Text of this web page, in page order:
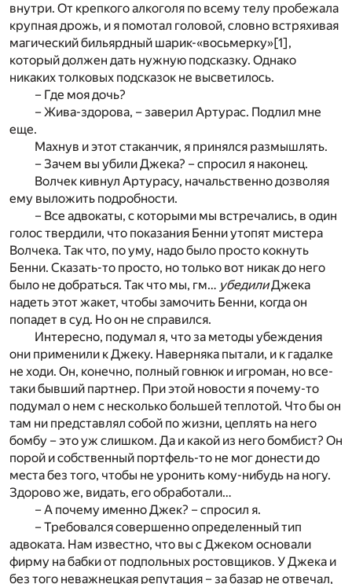
внутри. От крепкого алкоголя по всему телу пробежала
крупная дрожь, и я помотал головой, словно встряхивая
магический бильярдный шарик-«восьмерку»[1],
который должен дать нужную подсказку. Однако
никаких толковых подсказок не высветилось.
– Где моя дочь?
– Жива-здорова, – заверил Артурас. Подлил мне
еще.
Махнув и этот стаканчик, я принялся размышлять.
– Зачем вы убили Джека? – спросил я наконец.
Волчек кивнул Артурасу, начальственно дозволяя
ему выложить подробности.
– Все адвокаты, с которыми мы встречались, в один
голос твердили, что показания Бенни утопят мистера
Волчека. Так что, по уму, надо было просто кокнуть
Бенни. Сказать-то просто, но только вот никак до него
было не добраться. Так что мы, гм… убедилиДжека
надеть этот жакет, чтобы замочить Бенни, когда он
попадет в суд. Но он не справился.
Интересно, подумал я, что за методы убеждения
они применили к Джеку. Наверняка пытали, и к гадалке
не ходи. Он, конечно, полный говнюк и игроман, но все-
таки бывший партнер. При этой новости я почему-то
подумал о нем с несколько большей теплотой. Что бы он
там ни представлял собой по жизни, цеплять на него
бомбу – это уж слишком. Да и какой из него бомбист? Он
порой и собственный портфель-то не мог донести до
места без того, чтобы не уронить кому-нибудь на ногу.
Здорово же, видать, его обработали…
– А почему именно Джек? – спросил я.
– Требовался совершенно определенный тип
адвоката. Нам известно, что вы с Джеком основали
фирму на бабки от подпольных ростовщиков. У Джека и
без того неважнецкая репутация – за базар не отвечал,